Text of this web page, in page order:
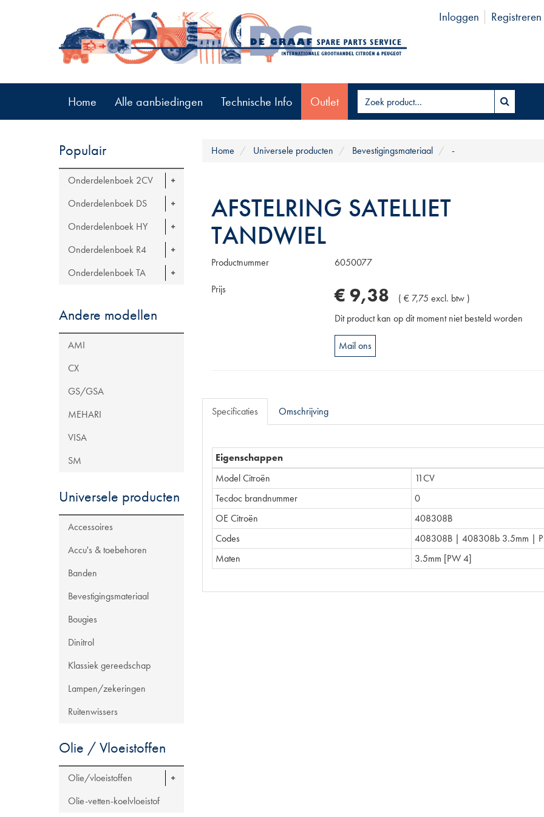
Inloggen Registreren
Home Alle aanbiedingen Technische Info Outlet
Populair
Onderdelenboek 2CV
Onderdelenboek DS
Onderdelenboek HY
Onderdelenboek R4
Onderdelenboek TA
Andere modellen
AMI
CX
GS/GSA
MEHARI
VISA
SM
Universele producten
Accessoires
Accu's & toebehoren
Banden
Bevestigingsmateriaal
Bougies
Dinitrol
Klassiek gereedschap
Lampen/zekeringen
Ruitenwissers
Olie / Vloeistoffen
Olie/vloeistoffen
Olie-vetten-koelvloeistof
Home Universele producten Bevestigingsmateriaal -
AFSTELRING SATELLIET
TANDWIEL
Productnummer 6050077
Prijs € 9,38 (€ 7,75 excl. btw )
Dit product kan op dit moment niet besteld worden
Mail ons
Specificaties Omschrijving
Eigenschappen
Model Citroën
11CV
Tecdoc brandnummer
0
OE Citroën
408308B
Codes
408308B | 408308b 3.5mm |
Maten
3.5mm [PW 4]